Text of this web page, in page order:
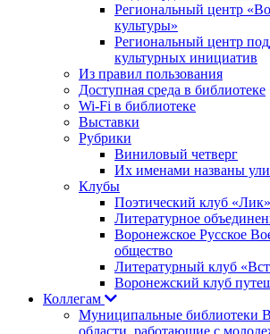
Региональный центр
культуры»
Региональный центр
культурных инициатив
Из правил пользования
Доступная среда в библиотеке
Wi-Fi в библиотеке
Выставки
Рубрики
Виниловый четверг
Их именами названы
Клубы
Поэтический клуб «Лик»
Литературное
Воронежское Русское
общество
Литературный клуб
Воронежский клуб
Коллегам
Муниципальные библиотеки
области, работающие с